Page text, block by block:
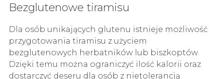
Bezglutenowe tiramisu
Dla osób unikających glutenu istnieje możliwość
przygotowania tiramisu z użyciem
bezglutenowych herbatników lub biszkoptów.
Dzięki temu można ograniczyć ilość kalorii oraz
dostarczyć deseru dla osób z nietolerancją